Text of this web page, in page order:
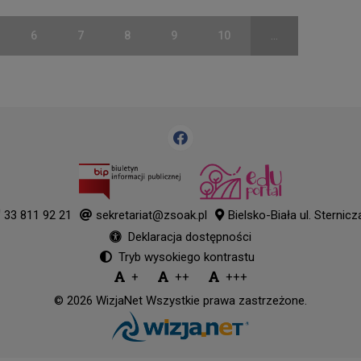
6 7 8 9 10
33 811 92 21 sekretariat@zsoak.pl
Bielsko-Biała ul.
Deklaracja dostępności
Tryb wysokiego kontrastu
+
++
+++
© 2026 WizjaNet Wszystkie prawa zastrzeżone.